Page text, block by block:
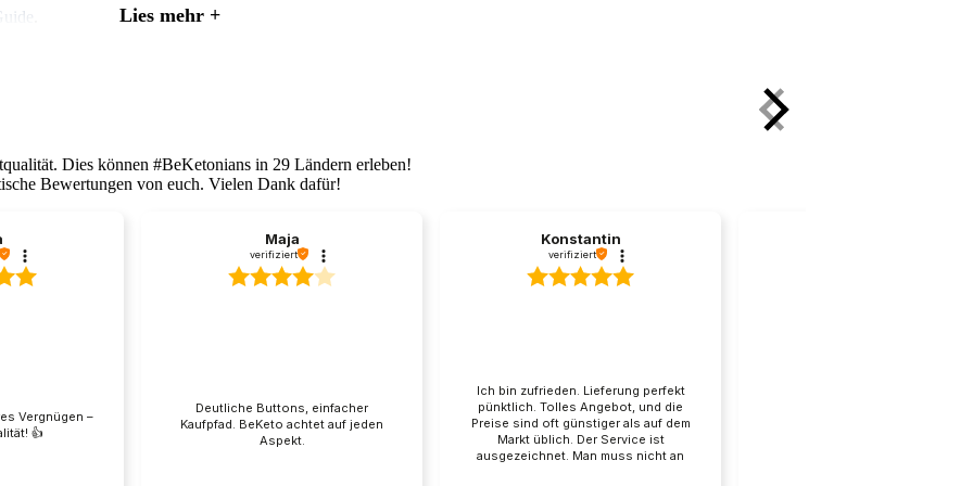
Anwender berichten bei gleicher MCT-Menge über weniger Blähungen und Durchfall als bei
BIO-Variante ist zudem geschmacksneutral und ohne Zusatzaromen.
Lies mehr +
Dies können #BeKetonians in 29 Ländern erleben!
Bewertungen von euch. Vielen Dank dafür!
Vergnügen –
👍️
Maja
verifiziert
Deutliche Buttons, einfacher
Kaufpfad. BeKeto achtet auf jeden
Aspekt.
Konstantin
verifiziert
Ich bin zufrieden. Lieferung perfekt
pünktlich. Tolles Angebot, und die
Preise sind oft günstiger als auf dem
Markt üblich. Der Service ist
ausgezeichnet. Man muss nicht an